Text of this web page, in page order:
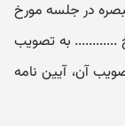
۱۲ /۰۶ /۱۳۹۲ مشتمل بر ۱۷ ماده و ۱۳ تبصره در جلسه مورخ
............ به تصویب
آن، آیین نامه